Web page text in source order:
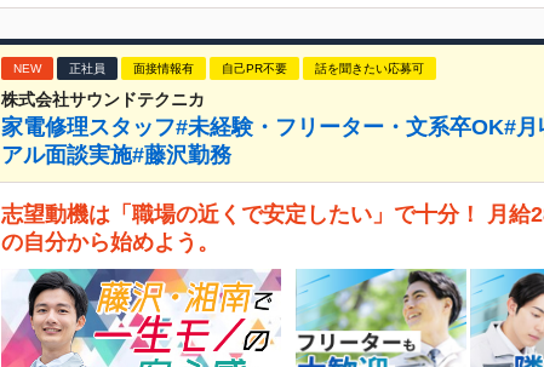
NEW 正社員 面接情報有 自己PR不要 話を聞きたい応募可
株式会社サウンドテクニカ
家電修理スタッフ#未経験・フリーター・文系卒OK#
アル面談実施#藤沢勤務
志望動機は「職場の近くで安定したい」で十分！ 月給
の自分から始めよう。